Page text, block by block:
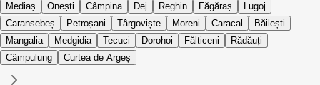
Mediaș
Onești Câmpina Dej Reghin Făgăraș
Lugoj
Caransebeș
Petroșani Târgoviște Moreni Caracal
Băilești
Mangalia
Medgidia Tecuci Dorohoi Fălticeni
Rădăuți
Câmpulung
Curtea de Argeș